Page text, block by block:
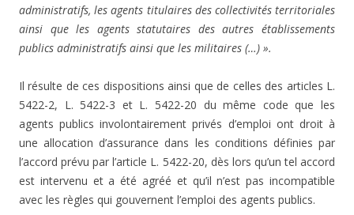
administratifs, les agents titulaires des collectivités territoriales
ainsi que les agents statutaires des autres établissements
publics administratifs ainsi que les militaires (…) ».
Il résulte de ces dispositions ainsi que de celles des articles L.
5422-2, L. 5422-3 et L. 5422-20 du même code que les
agents publics involontairement privés d’emploi ont droit à
une allocation d’assurance dans les conditions définies par
l’accord prévu par l’article L. 5422-20, dès lors qu’un tel accord
est intervenu et a été agréé et qu’il n’est pas incompatible
avec les règles qui gouvernent l’emploi des agents publics.